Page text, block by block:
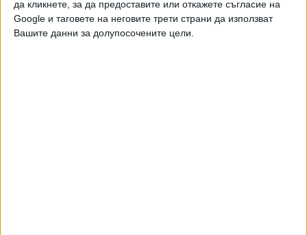
да кликнете, за да предоставите или откажете съгласие на
Google и таговете на неговите трети страни да използват
Вашите данни за долупосочените цели.
13 Юли 2019